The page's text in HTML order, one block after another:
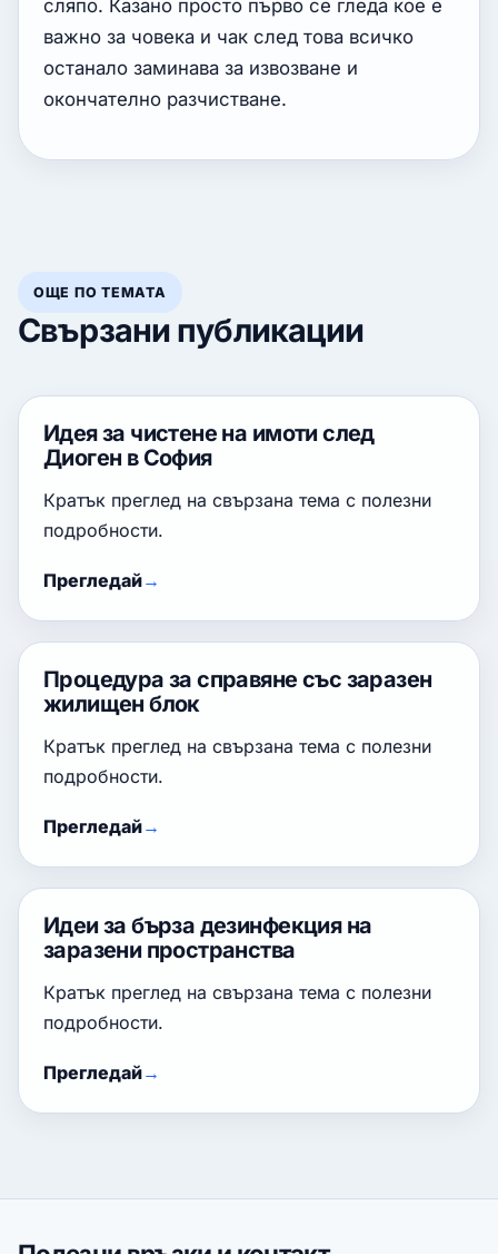
сляпо. Казано просто първо се гледа кое е
важно за човека и чак след това всичко
останало заминава за извозване и
окончателно разчистване.
ОЩЕ ПО ТЕМАТА
Свързани публикации
Идея за чистене на имоти след
Диоген в София
Кратък преглед на свързана тема с полезни
подробности.
Прегледай
Процедура за справяне със заразен
жилищен блок
Кратък преглед на свързана тема с полезни
подробности.
Прегледай
Идеи за бърза дезинфекция на
заразени пространства
Кратък преглед на свързана тема с полезни
подробности.
Прегледай